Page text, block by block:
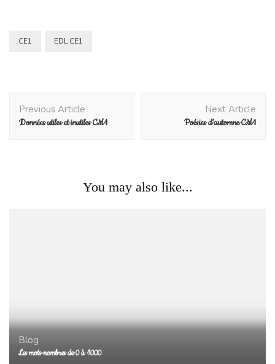
CE1 EDL CE1
Navigation
Previous Article
Données utiles et inutiles CM1
Next Article
Poésies d’automne CM1
You may also like...
Blog
Les mots-nombres de 0 à 1000